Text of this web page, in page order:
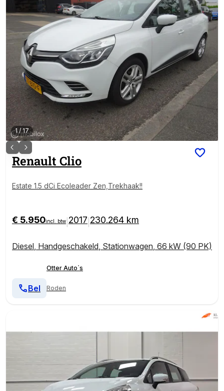
1/17
Renault Clio
Estate 1.5 dCi Ecoleader Zen,Trekhaak!!
€ 5.950incl. btw 2017 230.264 km
Diesel, Handgeschakeld, Stationwagen, 66 kW (90 PK)
Otter Auto`s
Roden
Bel